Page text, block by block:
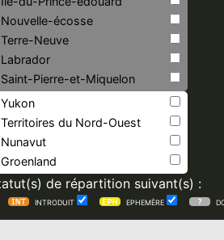
Nouvelle-écosse
Terre-Neuve
Labrador
Saint-Pierre-et-Miquelon
Yukon
Territoires du Nord-Ouest
Nunavut
Groenland
de répartition suivant(s) :
INTRODUIT EPHEMÈRE